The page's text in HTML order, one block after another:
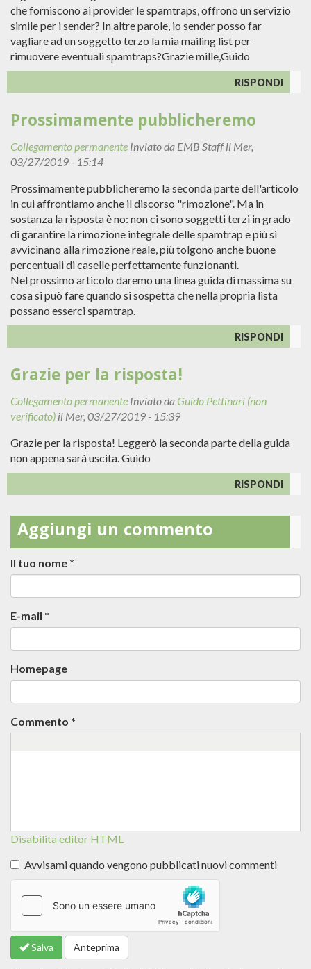
che forniscono ai provider le spamtraps, offrono un servizio
simile per i sender? In altre parole, io sender posso far
vagliare ad un soggetto terzo la mia mailing list per
rimuovere eventuali spamtraps?Grazie mille,Guido
RISPONDI
Prossimamente pubblicheremo
Collegamento permanente Inviato da EMB Staffil Mer,
03/27/2019 - 15:14
Prossimamente pubblicheremo la seconda parte dell'articolo
in cui affrontiamo anche il discorso "rimozione". Ma in
sostanza la risposta è no: non ci sono soggetti terzi in grado
di garantire la rimozione integrale delle spamtrap e più si
avvicinano alla rimozione reale, più tolgono anche buone
percentuali di caselle perfettamente funzionanti.
Nel prossimo articolo daremo una linea guida di massima su
cosa si può fare quando si sospetta che nella propria lista
possano esserci spamtrap.
RISPONDI
Grazie per la risposta!
Collegamento permanente Inviato da Guido Pettinari (non
verificato) il Mer, 03/27/2019 - 15:39
Grazie per la risposta! Leggerò la seconda parte della guida
non appena sarà uscita. Guido
RISPONDI
Aggiungi un commento
Il tuo nome *
E-mail *
Homepage
Commento *
Disabilita editor HTML
informazioni
formati
del
Avvisami quando vengono pubblicati nuovi commenti
Salva Anteprima